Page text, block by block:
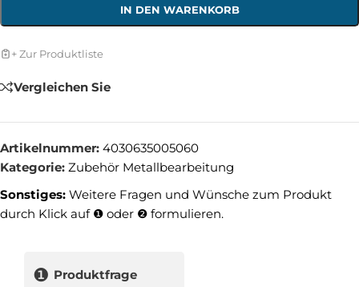
IN DEN WARENKORB
+ Zur Produktliste
Vergleichen Sie
Artikelnummer: 4030635005060
Kategorie: Zubehör Metallbearbeitung
Sonstiges: Weitere Fragen und Wünsche zum Produkt
durch Klick auf ❶ oder ❷ formulieren.
❶ Produktfrage